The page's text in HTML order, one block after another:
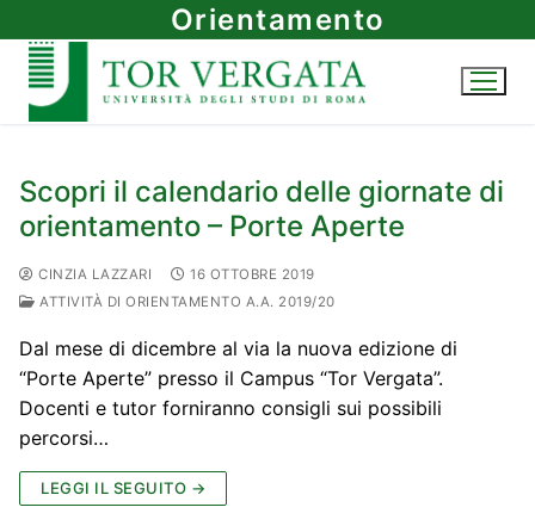
al
contenuto
Orientamento
Scopri il calendario delle giornate di
orientamento – Porte Aperte
CINZIA LAZZARI
16 OTTOBRE 2019
ATTIVITÀ DI ORIENTAMENTO A.A. 2019/20
Dal mese di dicembre al via la nuova edizione di
“Porte Aperte” presso il Campus “Tor Vergata”.
Docenti e tutor forniranno consigli sui possibili
percorsi…
LEGGI IL SEGUITO →